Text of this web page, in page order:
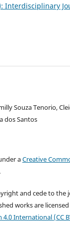
Interdisciplinary
Souza Tenorio,
dos Santos
aCreative
and cede to the
works are
International (CC